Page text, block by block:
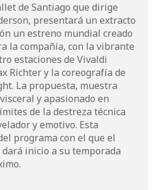
de Santiago que dirige
presentará un extracto
un estreno mundial creado
la compañía, con la vibrante
estaciones de Vivaldi
Richter y la coreografía de
La propuesta, muestra
y apasionado en
de la destreza técnica
y emotivo. Esta
programa con el que el
inicio a su temporada